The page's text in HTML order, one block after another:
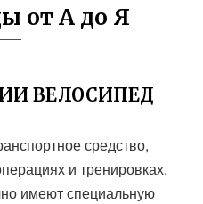
от А до Я
ВЕЛОСИПЕД
средство,
и тренировках.
имеют специальную